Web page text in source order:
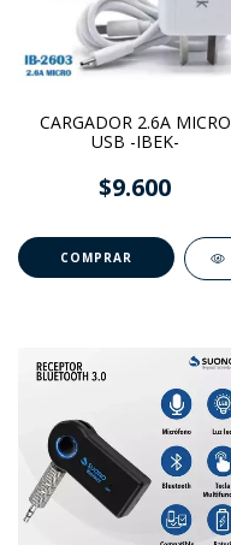
CARGADOR 2.6A MICRO
USB -IBEK-
$9.600